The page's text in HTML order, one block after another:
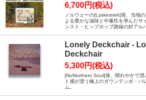
6,700円(税込)
ノルウェーの[Lyskestrek]発、当地
よる豊かな滋味と中毒性を孕んだサ
ンスト・ヒップホップ路線の好アル
Lonely Deckchair -
Deckchair
5,300円(税込)
[NuNorthern Soul]発、晴れやかで澄
ト感が漂う極上のダウンテンポ・バ
ム。